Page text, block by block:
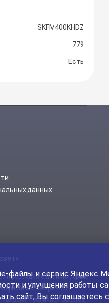
SKFM400KHDZ
779
Есть
данных
информация о наличии, сроке
товара носит
является публичной офертой,
файлы и сервис Яндекс
и улучшения работы
сайт, Вы соглашаетесь